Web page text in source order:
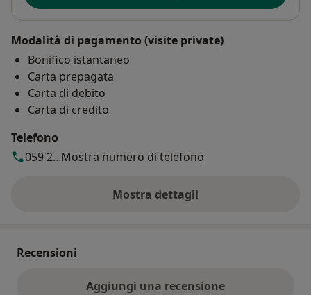
Modalità di pagamento (visite private)
Bonifico istantaneo
Carta prepagata
Carta di debito
Carta di credito
Telefono
059 2...Mostra numero di telefono
Mostra dettagli
sull'indirizzo
Recensioni
Aggiungi una recensione